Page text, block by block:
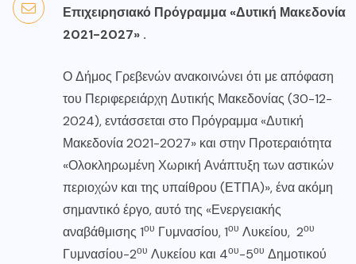
Επιχειρησιακό Πρόγραμμα «Δυτική Μακεδονία
2021-2027» .
Ο Δήμος Γρεβενών ανακοινώνει ότι με απόφαση
του Περιφερειάρχη Δυτικής Μακεδονίας (30-12-
2024), εντάσσεται στο Πρόγραμμα «Δυτική
Μακεδονία 2021-2027» και στην Προτεραιότητα
«Ολοκληρωμένη Χωρική Ανάπτυξη των αστικών
περιοχών και της υπαίθρου (ΕΤΠΑ)», ένα ακόμη
σημαντικό έργο, αυτό της «Ενεργειακής
αναβάθμισης 1ου Γυμνασίου, 1ου Λυκείου, 2ου
Γυμνασίου-2ου Λυκείου και 4ου-5ου Δημοτικού